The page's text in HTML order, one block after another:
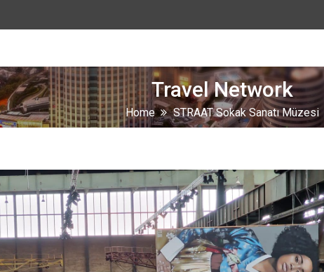
Travel Network
Home STRAAT Sokak Sanatı Müzesi